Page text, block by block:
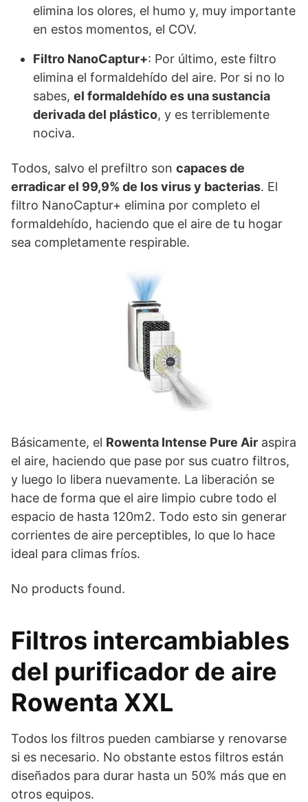
elimina los olores, el humo y, muy importante
en estos momentos, el COV.
Filtro NanoCaptur+: Por último, este filtro
elimina el formaldehído del aire. Por si no lo
sabes, el formaldehído es una sustancia
derivada del plástico, y es terriblemente
nociva.
Todos, salvo el prefiltro son capaces de
erradicar el 99,9% de los virus y bacterias. El
filtro NanoCaptur+ elimina por completo el
formaldehído, haciendo que el aire de tu hogar
sea completamente respirable.
Básicamente, el Rowenta Intense Pure Air aspira
el aire, haciendo que pase por sus cuatro filtros,
y luego lo libera nuevamente. La liberación se
hace de forma que el aire limpio cubre todo el
espacio de hasta 120m2. Todo esto sin generar
corrientes de aire perceptibles, lo que lo hace
ideal para climas fríos.
No products found.
Filtros intercambiables
del purificador de aire
Rowenta XXL
Todos los filtros pueden cambiarse y renovarse
si es necesario. No obstante estos filtros están
diseñados para durar hasta un 50% más que en
otros equipos.